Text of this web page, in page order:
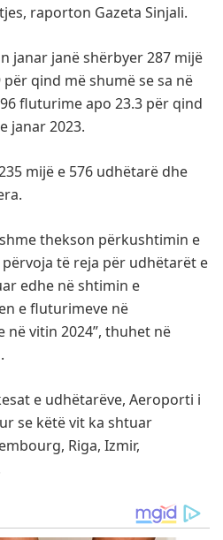
raporton Gazeta Sinjali.
janar janë shërbyer 287 mijë
qind më shumë se sa në
fluturime apo 23.3 për qind
janar 2023.
mijë e 576 udhëtarë dhe
thekson përkushtimin e
të reja për udhëtarët e
edhe në shtimin e
e fluturimeve në
në vitin 2024”, thuhet në
e udhëtarëve, Aeroporti i
se këtë vit ka shtuar
Riga, Izmir,